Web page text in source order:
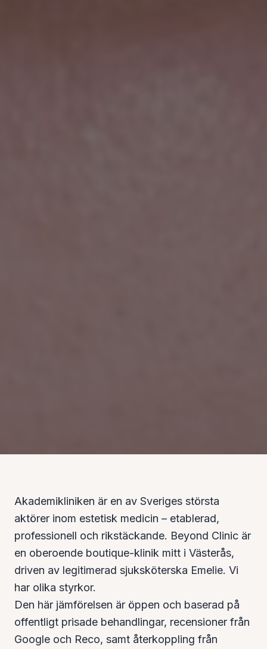
Akademikliniken är en av Sveriges största
aktörer inom estetisk medicin – etablerad,
professionell och rikstäckande. Beyond Clinic är
en oberoende boutique-klinik mitt i Västerås,
driven av legitimerad sjuksköterska Emelie. Vi
har olika styrkor.
Den här jämförelsen är öppen och baserad på
offentligt prisade behandlingar, recensioner från
Google och Reco, samt återkoppling från